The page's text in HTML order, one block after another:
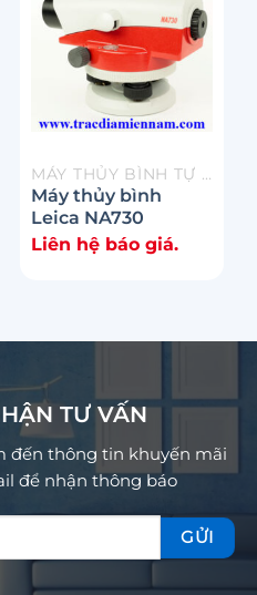
MÁY THỦY BÌNH TỰ ĐỘNG
Máy thủy bình
Leica NA730
Liên hệ báo giá.
TƯ VẤN
đến thông tin khuyến mãi
để nhận thông báo